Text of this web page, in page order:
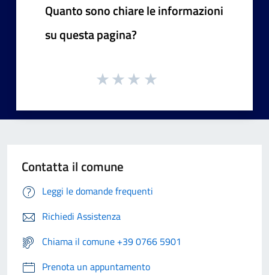
Quanto sono chiare le informazioni
su questa pagina?
Contatta il comune
Leggi le domande frequenti
Richiedi Assistenza
Chiama il comune +39 0766 5901
Prenota un appuntamento